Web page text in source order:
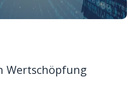
Wertschöpfung